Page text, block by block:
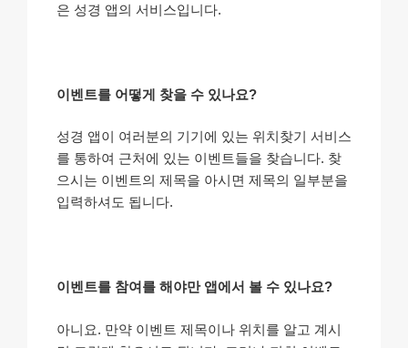
은 성경 앱의 서비스입니다.
이벤트를 어떻게 찾을 수 있나요?
성경 앱이 여러분의 기기에 있는 위치찾기 서비스
를 통하여 근처에 있는 이벤트들을 찾습니다. 찾
으시는 이벤트의 제목을 아시면 제목의 일부분을
입력하셔도 됩니다.
이벤트를 참여를 해야만 앱에서 볼 수 있나요?
아니요. 만약 이벤트 제목이나 위치를 알고 계시